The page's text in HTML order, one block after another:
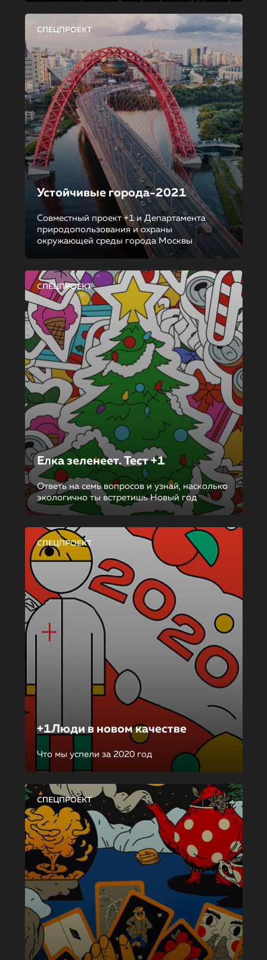
СПЕЦПРОЕКТ
Устойчивые города-2021
Совместный проект +1 и Департамента
природопользования и охраны
окружающей среды города Москвы
СПЕЦПРОЕКТ
Елка зеленеет. Тест +1
Ответь на семь вопросов и узнай, насколько
экологично ты встретишь Новый год
СПЕЦПРОЕКТ
+1Люди в новом качестве
Что мы успели за 2020 год
СПЕЦПРОЕКТ